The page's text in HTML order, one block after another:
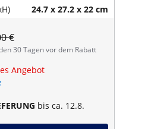
24.7 x 27.2 x 22 cm
€
30 Tagen vor dem Rabatt
Angebot
bis ca. 12.8.